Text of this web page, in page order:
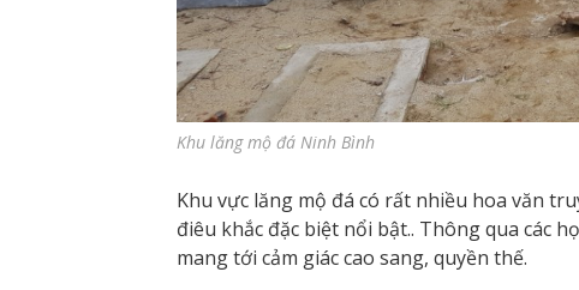
Khu lăng mộ đá Ninh Bình
Khu vực lăng mộ đá có rất nhiều hoa văn
điêu khắc đặc biệt nổi bật.. Thông qua các
mang tới cảm giác cao sang, quyền thế.